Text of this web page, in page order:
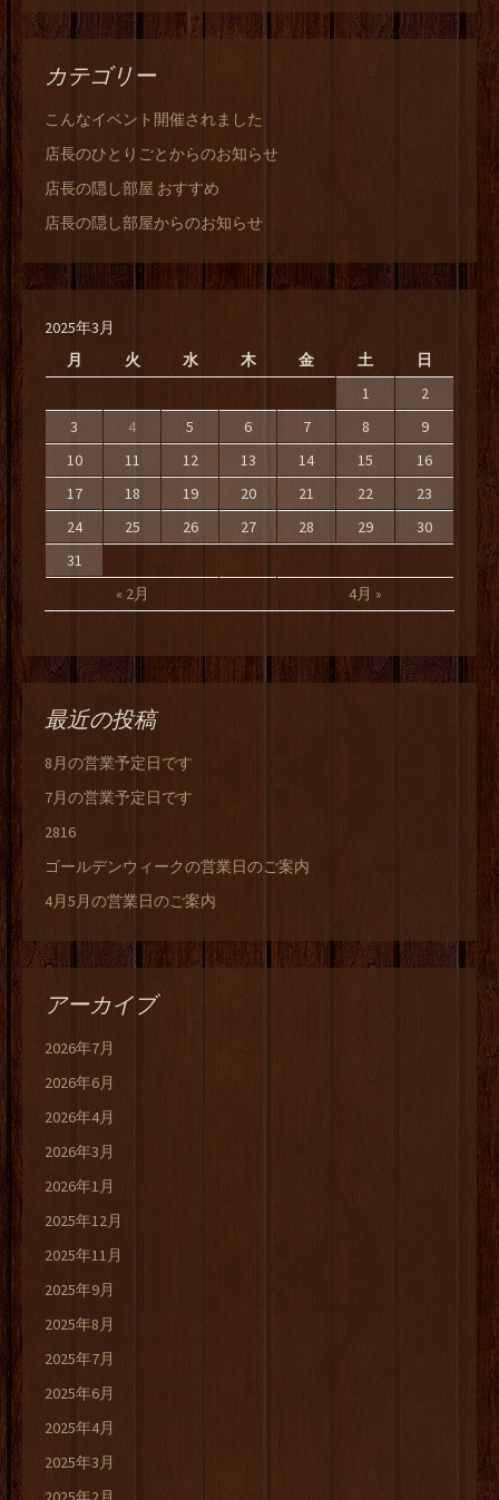
カテゴリー
こんなイベント開催されました
店長のひとりごとからのお知らせ
店長の隠し部屋 おすすめ
店長の隠し部屋からのお知らせ
2025年3月
月
火 水 木 金 土 日
« 2月 4月 »
1
2
3
4 5 6 7 8
9
10
11 12 13 14 15
16
17
18 19 20 21 22
23
24
25 26 27 28 29
30
31
最近の投稿
8月の営業予定日です
7月の営業予定日です
2816
ゴールデンウィークの営業日のご案内
4月5月の営業日のご案内
アーカイブ
2026年7月
2026年6月
2026年4月
2026年3月
2026年1月
2025年12月
2025年11月
2025年9月
2025年8月
2025年7月
2025年6月
2025年4月
2025年3月